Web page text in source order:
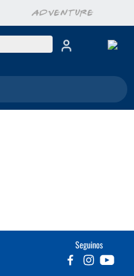
Seguinos